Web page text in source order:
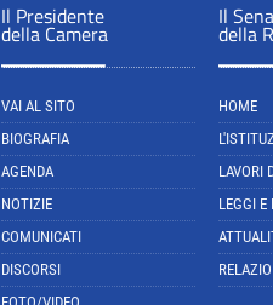
Il Presidente
della Camera
VAI AL SITO
BIOGRAFIA
AGENDA
NOTIZIE
COMUNICATI
DISCORSI
Il
della
HOME
LAVORI
LEGGI E